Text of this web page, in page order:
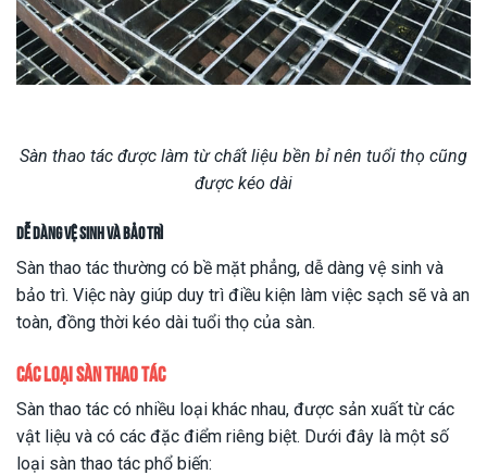
Sàn thao tác được làm từ chất liệu bền bỉ nên tuổi thọ cũng
được kéo dài
Dễ dàng vệ sinh và bảo trì
Sàn thao tác thường có bề mặt phẳng, dễ dàng vệ sinh và
bảo trì. Việc này giúp duy trì điều kiện làm việc sạch sẽ và an
toàn, đồng thời kéo dài tuổi thọ của sàn.
Các loại sàn thao tác
Sàn thao tác có nhiều loại khác nhau, được sản xuất từ các
vật liệu và có các đặc điểm riêng biệt. Dưới đây là một số
loại sàn thao tác phổ biến: